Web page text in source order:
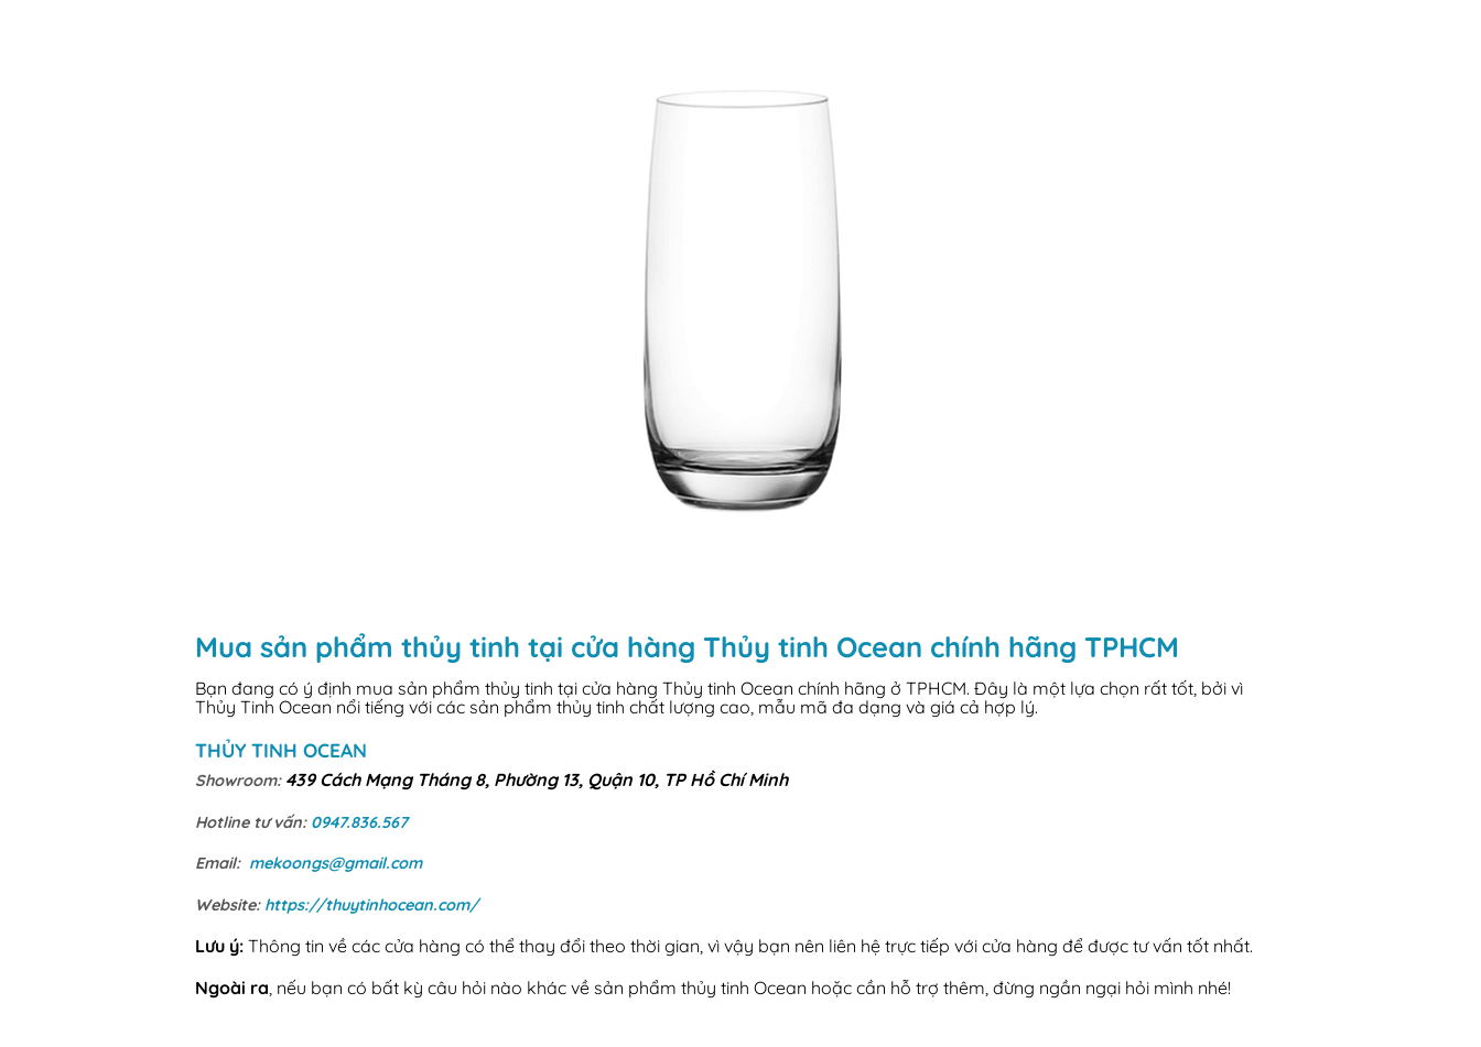
Mua sản phẩm thủy tinh tại cửa hàng Thủy tinh Ocean chính hãng TPHCM
Bạn đang có ý định mua sản phẩm thủy tinh tại cửa hàng Thủy tinh Ocean chính hãng ở TPHCM. Đây là một lựa chọn rất tốt, bởi vì
Thủy Tinh Ocean nổi tiếng với các sản phẩm thủy tinh chất lượng cao, mẫu mã đa dạng và giá cả hợp lý.
THỦY TINH OCEAN
Showroom: 439 Cách Mạng Tháng 8, Phường 13, Quận 10, TP Hồ Chí Minh
Hotline tư vấn: 0947.836.567
Email: mekoongs@gmail.com
Website: https://thuytinhocean.com/
Lưu ý: Thông tin về các cửa hàng có thể thay đổi theo thời gian, vì vậy bạn nên liên hệ trực tiếp với cửa hàng để được tư vấn tốt nhất.
Ngoài ra , nếu bạn có bất kỳ câu hỏi nào khác về sản phẩm thủy tinh Ocean hoặc cần hỗ trợ thêm, đừng ngần ngại hỏi mình nhé!